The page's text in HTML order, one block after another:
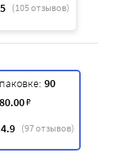
5 (105отзывов)
90
.00₽
4.9 (97отзывов)